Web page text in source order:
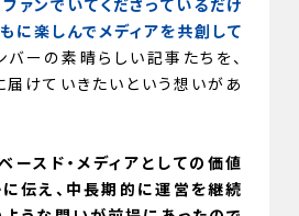
ファンでいてくださっているだけ
に楽しんでメディアを共創して
バーの素晴らしい記事たちを、
届けていきたいという想いがあ
ースド・メディアとしての価値
伝え、中長期的に運営を継続